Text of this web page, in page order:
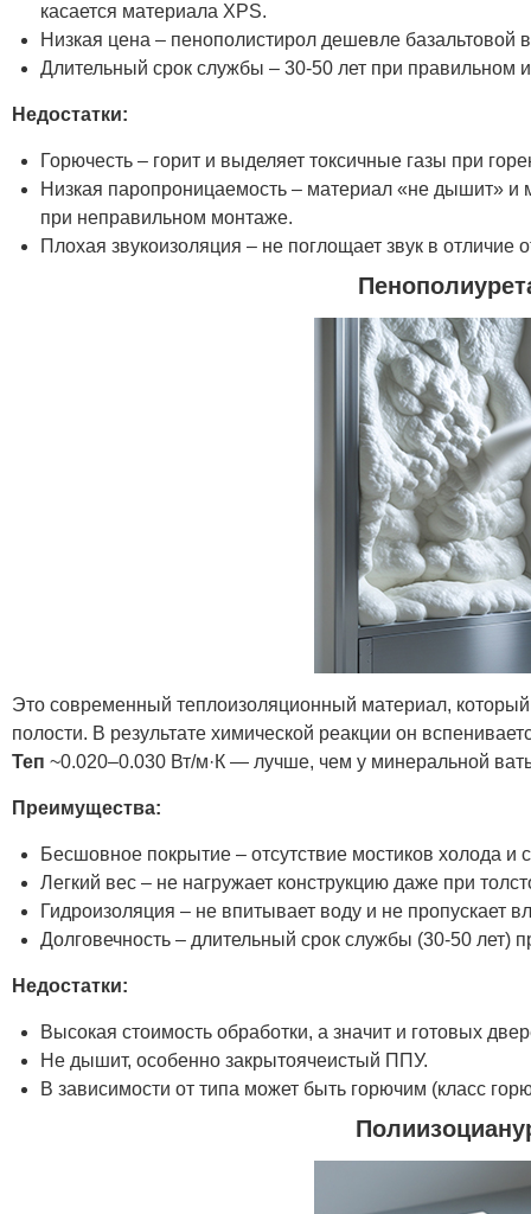
касается материала XPS.
Низкая цена – пенополистирол дешевле базальтовой
Длительный срок службы – 30-50 лет при правильном
Недостатки:
Горючесть – горит и выделяет токсичные газы при
Низкая паропроницаемость – материал «не дышит» и
при неправильном монтаже.
Плохая звукоизоляция – не поглощает звук в отличие
Это современный теплоизоляционный материал,
полости. В результате химической реакции он
Теп ~0.020–0.030 Вт/м·К — лучше, чем у минеральной
Преимущества:
Бесшовное покрытие – отсутствие мостиков холода и
Легкий вес – не нагружает конструкцию даже при
Гидроизоляция – не впитывает воду и не пропускает
Долговечность – длительный срок службы (30-50 лет)
Недостатки:
Высокая стоимость обработки, а значит и готовых
Не дышит, особенно закрытоячеистый ППУ.
В зависимости от типа может быть горючим (класс